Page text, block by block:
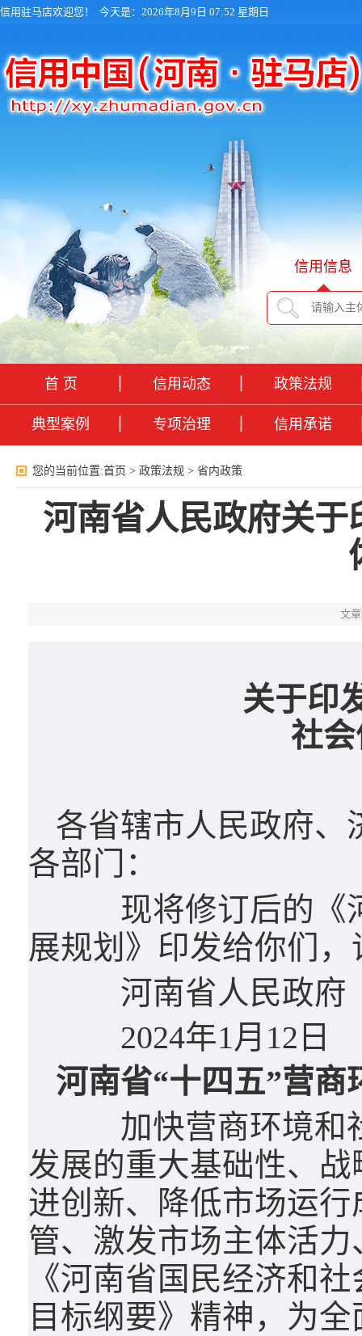
信用驻马店欢迎您！ 今天是：2026年8月9日 07:52 星期日
信用信息
首 页 信用动态 政策法规
典型案例 专项治理 信用承诺
您的当前位置:首页 > 政策法规 > 省内政策
河南省人民政府关于
文
关于印
社
各省辖市人民政府、
各部门：
现将修订后的《河
展规划》印发给你们
河南省人民政府
2024年1月12日
河南省“十四五”营
加快营商环境和社
发展的重大基础性、
进创新、降低市场运
管、激发市场主体活
《河南省国民经济和
目标纲要》精神，为